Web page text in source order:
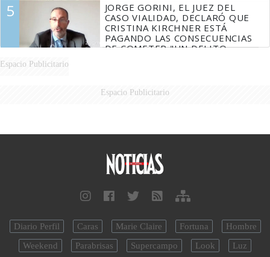
5
JORGE GORINI, EL JUEZ DEL
CASO VIALIDAD, DECLARÓ QUE
CRISTINA KIRCHNER ESTÁ
PAGANDO LAS CONSECUENCIAS
DE COMETER "UN DELITO
Espacio Publicitario
Espacio Publicitario
Diario Perfil Caras Marie Claire Fortuna
Hombre
Weekend
Parabrisas Supercampo Look Luz